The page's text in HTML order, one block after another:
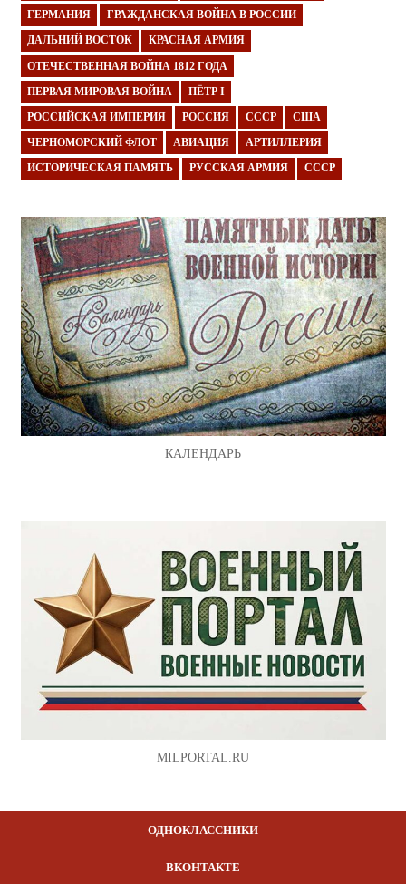
ГЕРМАНИЯ ГРАЖДАНСКАЯ ВОЙНА В РОССИИ
ДАЛЬНИЙ ВОСТОК КРАСНАЯ АРМИЯ
ОТЕЧЕСТВЕННАЯ ВОЙНА 1812 ГОДА
ПЕРВАЯ МИРОВАЯ ВОЙНА ПЁТР I
РОССИЙСКАЯ ИМПЕРИЯ РОССИЯ СССР США
ЧЕРНОМОРСКИЙ ФЛОТ АВИАЦИЯ АРТИЛЛЕРИЯ
ИСТОРИЧЕСКАЯ ПАМЯТЬ РУССКАЯ АРМИЯ СССР
КАЛЕНДАРЬ
MILPORTAL.RU
ОДНОКЛАССНИКИ
ВКОНТАКТЕ